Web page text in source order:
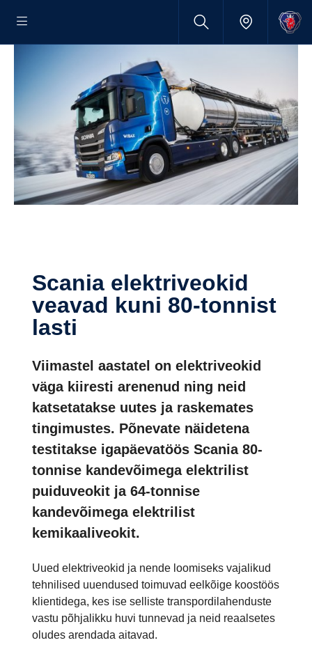
Scania elektriveokid
veavad kuni 80-tonnist
lasti
Viimastel aastatel on elektriveokid
väga kiiresti arenenud ning neid
katsetatakse uutes ja raskemates
tingimustes. Põnevate näidetena
testitakse igapäevatöös Scania 80-
tonnise kandevõimega elektrilist
puiduveokit ja 64-tonnise
kandevõimega elektrilist
kemikaaliveokit.
Uued elektriveokid ja nende loomiseks vajalikud
tehnilised uuendused toimuvad eelkõige koostöös
klientidega, kes ise selliste transpordilahenduste
vastu põhjalikku huvi tunnevad ja neid reaalsetes
oludes arendada aitavad.